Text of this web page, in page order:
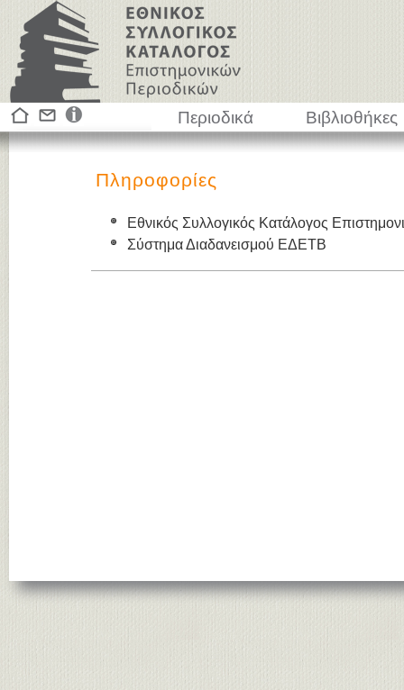
Περιοδικά Βιβλιοθήκες
Πληροφορίες
Εθνικός Συλλογικός Κατάλογος
Σύστημα Διαδανεισμού ΕΔΕΤΒ